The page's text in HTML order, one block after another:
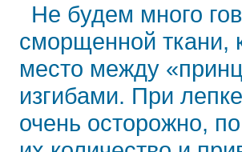
Не будем много
сморщенной ткани,
место между
изгибами. При
очень осторожно,